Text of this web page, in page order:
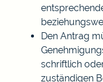
Den Antrag
schriftlich
zuständigen